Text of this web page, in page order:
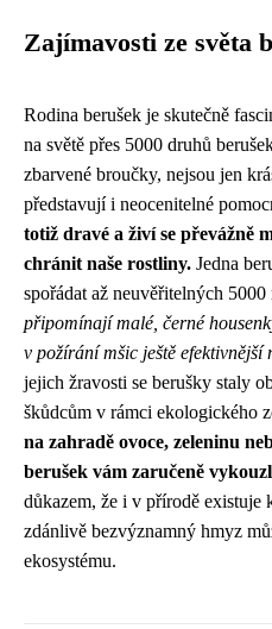
Zajímavosti ze světa
Rodina berušek je skutečně
na světě přes 5000 druhů
zbarvené broučky, nejsou jen
představují i neocenitelné
totiž dravé a živí se převážně
chránit naše rostliny. Jedna
spořádat až neuvěřitelných 5000
připomínají malé, černé
v požírání mšic ještě efektivnější
jejich žravosti se berušky staly
škůdcům v rámci ekologického
na zahradě ovoce, zeleninu
berušek vám zaručeně
důkazem, že i v přírodě existuje
zdánlivě bezvýznamný hmyz
ekosystému.